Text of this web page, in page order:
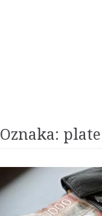
Oznaka: plate